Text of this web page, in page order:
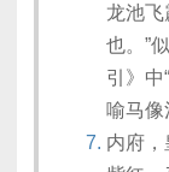
龙池
也。”
引》中
喻马像
内府